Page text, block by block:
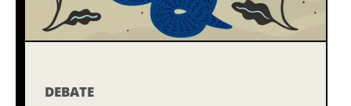
DEBATE